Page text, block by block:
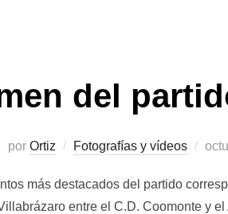
del
por Ortiz Fotografías y vídeos
más destacados del partido
entre el C.D. Coomonte y